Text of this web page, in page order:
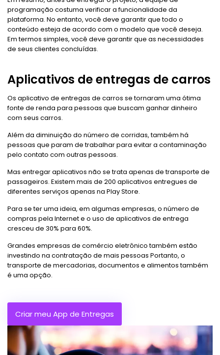
programação costuma verificar a funcionalidade da
plataforma. No entanto, você deve garantir que todo o
conteúdo esteja de acordo com o modelo que você deseja.
Em termos simples, você deve garantir que as necessidades
de seus clientes concluídas.
Aplicativos de entregas de carros
Os aplicativo de entregas de carros se tornaram uma ótima
fonte de renda para pessoas que buscam ganhar dinheiro
com seus carros.
Além da diminuição do número de corridas, também há
pessoas que param de trabalhar para evitar a contaminação
pelo contato com outras pessoas.
Mas entregar aplicativos não se trata apenas de transporte de
passageiros. Existem mais de 200 aplicativos entregues de
diferentes serviços apenas na Play Store.
Para se ter uma ideia, em algumas empresas, o número de
compras pela Internet e o uso de aplicativos de entrega
cresceu de 30% para 60%.
Grandes empresas de comércio eletrônico também estão
investindo na contratação de mais pessoas Portanto, o
transporte de mercadorias, documentos e alimentos também
é uma opção.
Criar meu App de Entregas